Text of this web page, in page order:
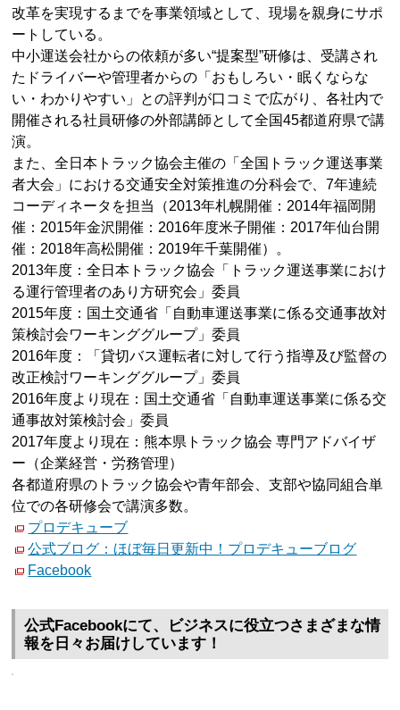
改革を実現するまでを事業領域として、現場を親身にサポ
ートしている。
中小運送会社からの依頼が多い“提案型”研修は、受講され
たドライバーや管理者からの「おもしろい・眠くならな
い・わかりやすい」との評判が口コミで広がり、各社内で
開催される社員研修の外部講師として全国45都道府県で講
演。
また、全日本トラック協会主催の「全国トラック運送事業
者大会」における交通安全対策推進の分科会で、7年連続
コーディネータを担当（2013年札幌開催：2014年福岡開
催：2015年金沢開催：2016年度米子開催：2017年仙台開
催：2018年高松開催：2019年千葉開催）。
2013年度：全日本トラック協会「トラック運送事業におけ
る運行管理者のあり方研究会」委員
2015年度：国土交通省「自動車運送事業に係る交通事故対
策検討会ワーキンググループ」委員
2016年度：「貸切バス運転者に対して行う指導及び監督の
改正検討ワーキンググループ」委員
2016年度より現在：国土交通省「自動車運送事業に係る交
通事故対策検討会」委員
2017年度より現在：熊本県トラック協会 専門アドバイザ
ー（企業経営・労務管理）
各都道府県のトラック協会や青年部会、支部や協同組合単
位での各研修会で講演多数。
プロデキューブ
公式ブログ：ほぼ毎日更新中！プロデキューブログ
Facebook
公式Facebookにて、ビジネスに役立つさまざまな情
報を日々お届けしています！